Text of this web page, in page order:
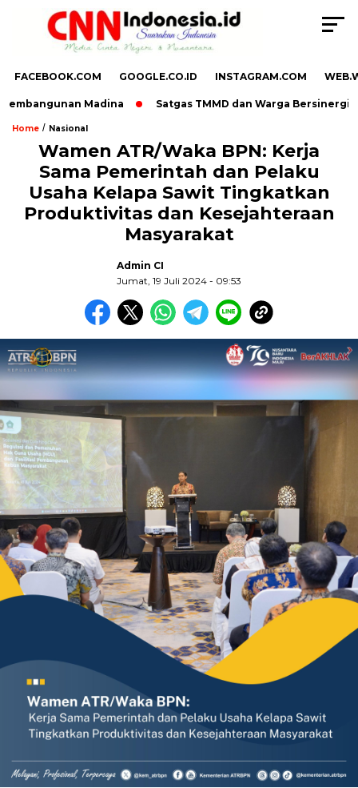
FACEBOOK.COM GOOGLE.CO.ID INSTAGRAM.COM
Madina Satgas TMMD dan Warga Bersinergi
Home / Nasional
Wamen ATR/Waka BPN: Kerja
Sama Pemerintah dan Pelaku
Usaha Kelapa Sawit Tingkatkan
Produktivitas dan Kesejahteraan
Masyarakat
Admin CI
Jumat, 19 Juli 2024 - 09:53